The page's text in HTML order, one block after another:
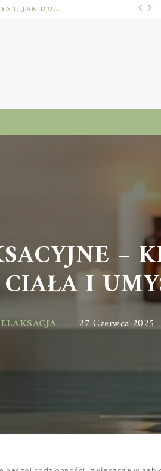
BARIERY FOTOELEKTRYCZNE I ŚWIETLNE KURTYNY: JAK DOBRAĆ ROZWIĄZANIE DO BEZPIECZEŃSTWA FUNKCJONALNEGO (MUTING, BLANKING, TYP 2 I TYP 4)
–
CIAŁA I